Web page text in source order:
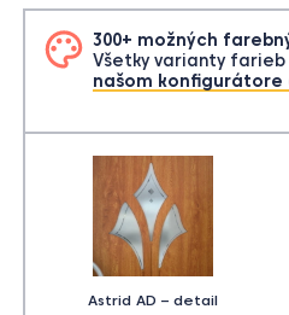
300+ možných
Všetky varianty
našom konfigurátore
Astrid AD – detail